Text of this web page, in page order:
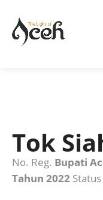
Tok
No. Reg. Bupati
Tahun 2022 Status